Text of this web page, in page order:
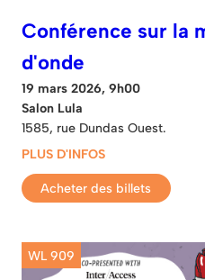
Conférence sur la
d'onde
19 mars 2026, 9h00
Salon Lula
1585, rue Dundas Ouest.
PLUS D'INFOS
Acheter des billets
WL 909